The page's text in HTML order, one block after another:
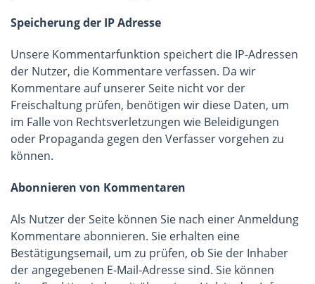
Speicherung der IP Adresse
Unsere Kommentarfunktion speichert die IP-Adressen
der Nutzer, die Kommentare verfassen. Da wir
Kommentare auf unserer Seite nicht vor der
Freischaltung prüfen, benötigen wir diese Daten, um
im Falle von Rechtsverletzungen wie Beleidigungen
oder Propaganda gegen den Verfasser vorgehen zu
können.
Abonnieren von Kommentaren
Als Nutzer der Seite können Sie nach einer Anmeldung
Kommentare abonnieren. Sie erhalten eine
Bestätigungsemail, um zu prüfen, ob Sie der Inhaber
der angegebenen E-Mail-Adresse sind. Sie können